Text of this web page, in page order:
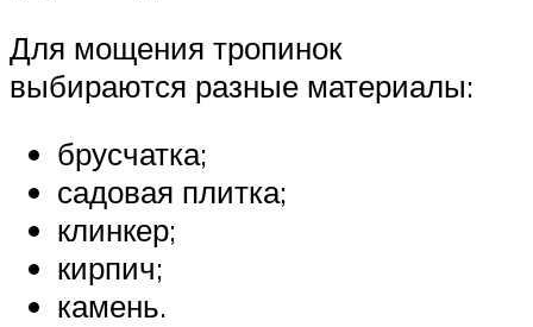
Для мощения тропинок
выбираются разные материалы:
брусчатка;
садовая плитка;
клинкер;
кирпич;
камень.